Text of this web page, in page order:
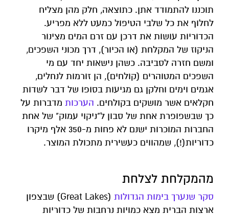
תוכננו להתמודד אתן. כתוצאה, חלק מהן מצליח
לחלוף את כל שלבי הטיפול כמעט ללא מפריע.
הכדוריות עושות את דרכן עם זרם המים מצינור
הניקוז של המקלחת (או הכיור), דרך מכוני השפכים,
ומשם חזרה לסביבה. כשהן נישאות יחד עם מי
השפכים המטוהרים (קולחים), הן זורמות לנחלים,
אגמים וימים וחלקן גם מגיעות בסופו של דבר לשדות
חקלאים אשר מושקים בקולחים. הערכות מדברות על
כך שבשפופרת אחת של סבון ל"ניקוי עמוק" של אחת
החברות המוכרות ישנם לא פחות מ-350 אלף מיקרו
כדוריות(!), שמהווים כעשירית מתכולת המוצר.
מהמקלחת לצלחת
סקר שנערך בימות הגדולות
(Great Lakes) שבצפון
ארצות הברית מצא כמויות נרחבות של כדוריות